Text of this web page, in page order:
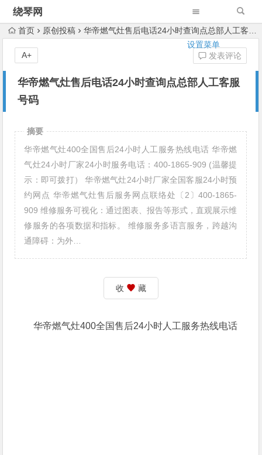
绕琴网
设置菜单
首页 原创投稿 华帝燃气灶售后电话24小时查询点总部人工客服号码
华帝燃气灶售后电话24小时查询点总部人工客服
号码
发表评论
A+
摘要
华帝燃气灶400全国售后24小时人工服务热线电话 华帝燃
气灶24小时厂家24小时服务电话：400-1865-909 (温馨提
示：即可拨打） 华帝燃气灶24小时厂家全国客服24小时预
约网点 华帝燃气灶售后服务网点联络处〔2〕400-1865-
909 维修服务可视化：通过图表、报告等形式，直观展示维
修服务的各项数据和指标。 维修服务多语言服务，跨越沟
通障碍：为外…
收 藏
华帝燃气灶400全国售后24小时人工服务热线电话